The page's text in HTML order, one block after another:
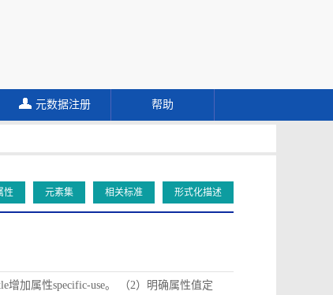
元数据注册 帮助
性 元素集 相关标准 形式化描述
增加属性specific-use。 （2）明确属性值定